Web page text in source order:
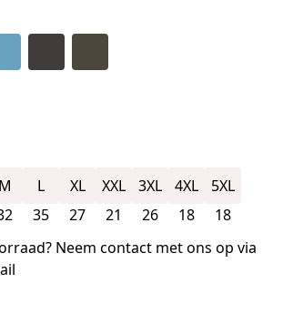
M
L
35
XL
27
XXL
21
3XL
26
4XL
18
5XL
18
Neem contact met ons op via